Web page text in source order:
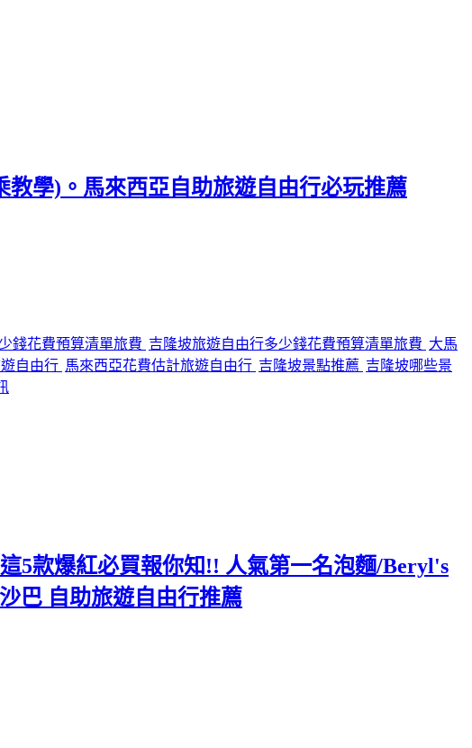
教學)。馬來西亞自助旅遊自由行必玩推薦
錢花費預算清單旅費 吉隆坡旅遊自由行多少錢花費預算清單旅費 大馬
自由行 馬來西亞花費估計旅遊自由行 吉隆坡景點推薦 吉隆坡哪些景
5款爆紅必買報你知!! 人氣第一名泡麵/Beryl's
巴 自助旅遊自由行推薦